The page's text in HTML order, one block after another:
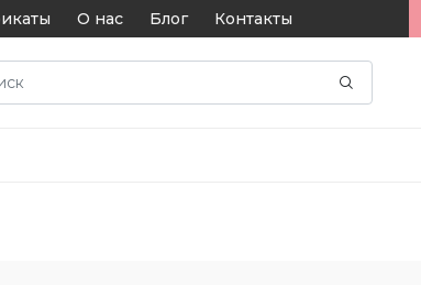
О нас Блог Контакты